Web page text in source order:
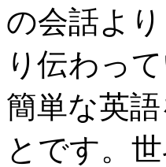
の会話よ
り伝わっ
簡単な英
とです。